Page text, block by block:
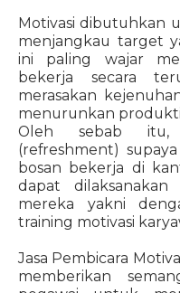
Motivasi dibutuhkan
menjangkau target
ini paling wajar
bekerja secara
merasakan
menurunkan
Oleh sebab itu,
(refreshment)
bosan bekerja di
dapat
mereka yakni
training motivasi
Jasa Pembicara
memberikan